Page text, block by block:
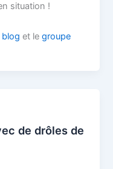
situation !
blog et legroupe
de drôles de